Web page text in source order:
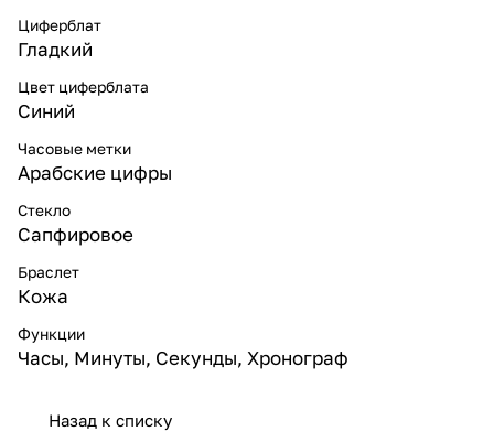
Циферблат
Гладкий
Цвет циферблата
Синий
Часовые метки
Арабские цифры
Стекло
Сапфировое
Браслет
Кожа
Функции
Часы, Минуты, Секунды, Хронограф
Назад к списку